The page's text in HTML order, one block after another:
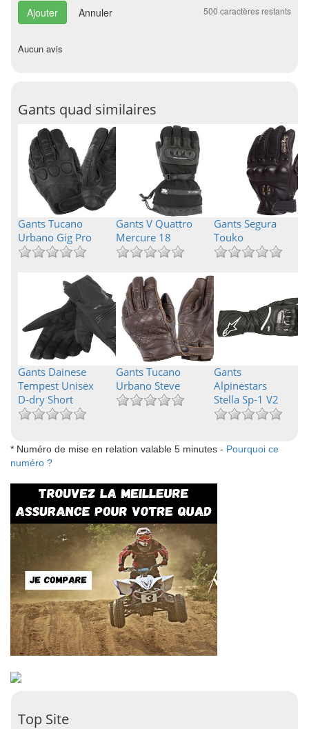
Annuler 500 caractères restants
Aucun avis
Gants quad similaires
Gants Tucano
Urbano Gig Pro
Gants V Quattro
Mercure 18
Gants Segura
Touko
Gants Dainese
Tempest Unisex
D-dry Short
Gants Tucano
Urbano Steve
Gants
Alpinestars
Stella Sp-1 V2
* Numéro de mise en relation valable 5 minutes - Pourquoi ce
numéro ?
Top Site